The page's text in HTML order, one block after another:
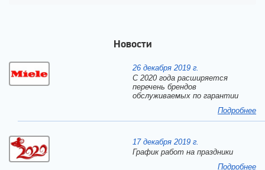
Новости
26 декабря 2019 г.
С 2020 года расширяется
перечень брендов
обслуживаемых по гарантии
Подробнее
17 декабря 2019 г.
График работ на праздники
Подробнее